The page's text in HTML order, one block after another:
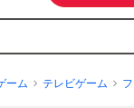
ーム テレビゲーム